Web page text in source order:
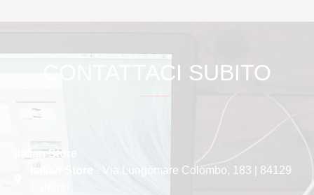
CONTATTACI SUBITO
Italian Store
Italian Store
- Via Lungomare Colombo, 183 | 84129